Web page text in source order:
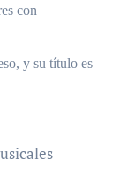
con
y su título es